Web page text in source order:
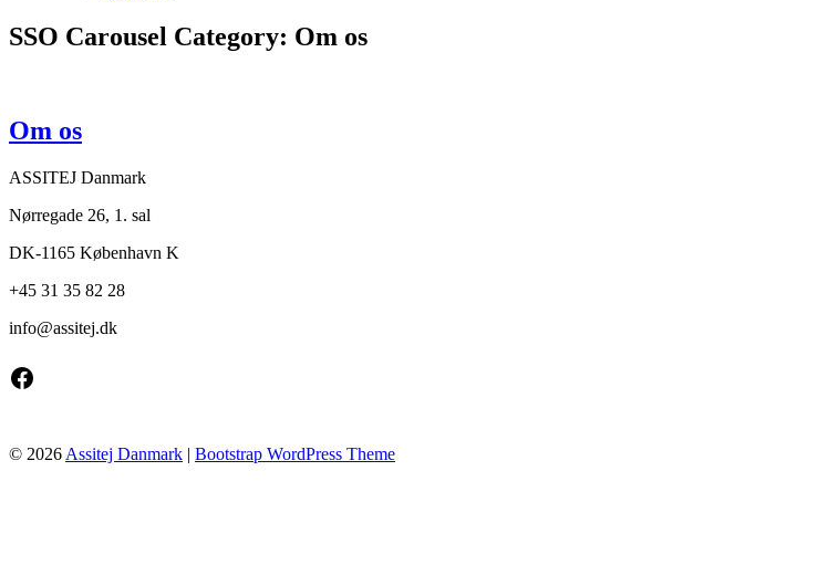
SSO Carousel Category: Om os
Om os
ASSITEJ Danmark
Nørregade 26, 1. sal
DK-1165 København K
+45 31 35 82 28
info@assitej.dk
Facebook
© 2026 Assitej Danmark | Bootstrap WordPress Theme